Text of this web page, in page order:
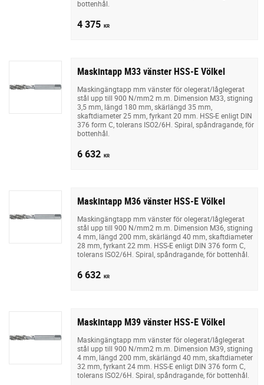
bottenhål.
4 375 KR
Maskintapp M33 vänster HSS-E Völkel
Maskingängtapp mm vänster för olegerat/låglegerat
stål upp till 900 N/mm2 m.m. Dimension M33, stigning
3,5 mm, längd 180 mm, skärlängd 35 mm,
skaftdiameter 25 mm, fyrkant 20 mm. HSS-E enligt DIN
376 form C, tolerans ISO2/6H. Spiral, spåndragande, för
bottenhål.
6 632 KR
Maskintapp M36 vänster HSS-E Völkel
Maskingängtapp mm vänster för olegerat/låglegerat
stål upp till 900 N/mm2 m.m. Dimension M36, stigning
4 mm, längd 200 mm, skärlängd 40 mm, skaftdiameter
28 mm, fyrkant 22 mm. HSS-E enligt DIN 376 form C,
tolerans ISO2/6H. Spiral, spåndragande, för bottenhål.
6 632 KR
Maskintapp M39 vänster HSS-E Völkel
Maskingängtapp mm vänster för olegerat/låglegerat
stål upp till 900 N/mm2 m.m. Dimension M39, stigning
4 mm, längd 200 mm, skärlängd 40 mm, skaftdiameter
32 mm, fyrkant 24 mm. HSS-E enligt DIN 376 form C,
tolerans ISO2/6H. Spiral, spåndragande, för bottenhål.